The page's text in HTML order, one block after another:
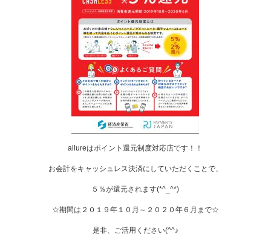
allureはポイント還元制度対応店です！！
お会計をキャッシュレス決済にしていただくことで、
５％が還元されます(*^_^*)
☆期間は２０１９年１０月～２０２０年６月まで☆
是非、ご活用ください(^^♪